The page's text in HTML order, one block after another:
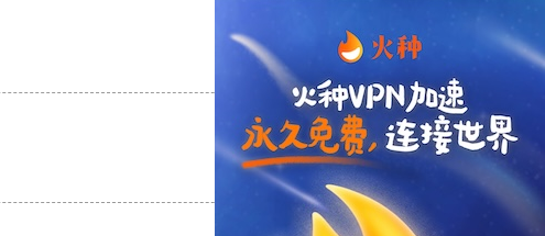
反对